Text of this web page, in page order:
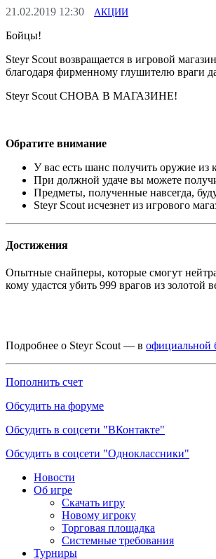
21.02.2019 12:30 АКЦИИ
Бойцы!
Steyr Scout возвращается в игровой
благодаря фирменному глушителю враги
Steyr Scout СНОВА В МАГАЗИНЕ!
Обратите внимание
У вас есть шанс получить оружие из
При должной удаче вы можете
Предметы, полученные навсегда,
Steyr Scout исчезнет из игрового
Достижения
Опытные снайперы, которые смогут
кому удастся убить 999 врагов из
Подробнее о Steyr Scout — в официальной
Пополнить счет
Обсудить на форуме
Обсудить в соцсети "ВКонтакте"
Обсудить в соцсети "Одноклассники"
Новости
Об игре
Скачать игру
Новому игроку
Торговая площадка
Системные требования
Турниры